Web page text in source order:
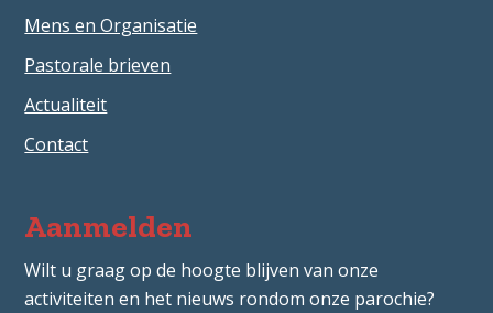
Mens en Organisatie
Pastorale brieven
Actualiteit
Contact
Aanmelden
Wilt u graag op de hoogte blijven van onze
activiteiten en het nieuws rondom onze parochie?